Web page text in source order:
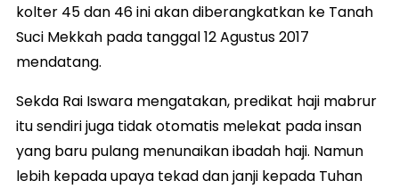
kolter 45 dan 46 ini akan diberangkatkan ke Tanah
Suci Mekkah pada tanggal 12 Agustus 2017
mendatang.
Sekda Rai Iswara mengatakan, predikat haji mabrur
itu sendiri juga tidak otomatis melekat pada insan
yang baru pulang menunaikan ibadah haji. Namun
lebih kepada upaya tekad dan janji kepada Tuhan